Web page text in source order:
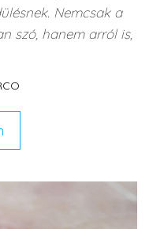
Nemcsak a
szó, hanem arról is,